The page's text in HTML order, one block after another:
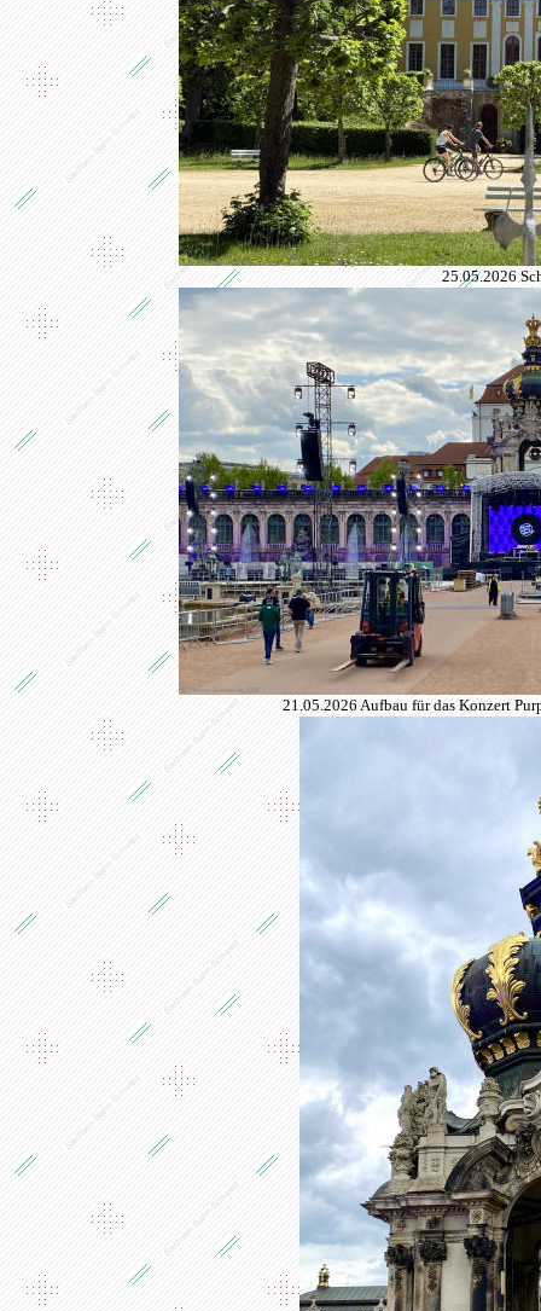
25.05.2026
21.05.2026 Aufbau für das Konzert